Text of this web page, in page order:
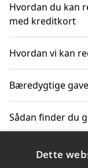
Hvordan du kan
med kreditkort
Hvordan vi kan
Bæredygtige
Sådan finder du
Hvordan
Dette